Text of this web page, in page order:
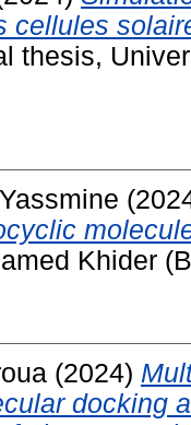
cellules
thesis,
Khider
(2024)
docking